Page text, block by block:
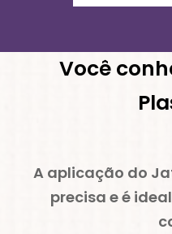
Você
A aplicação do
precisa e é